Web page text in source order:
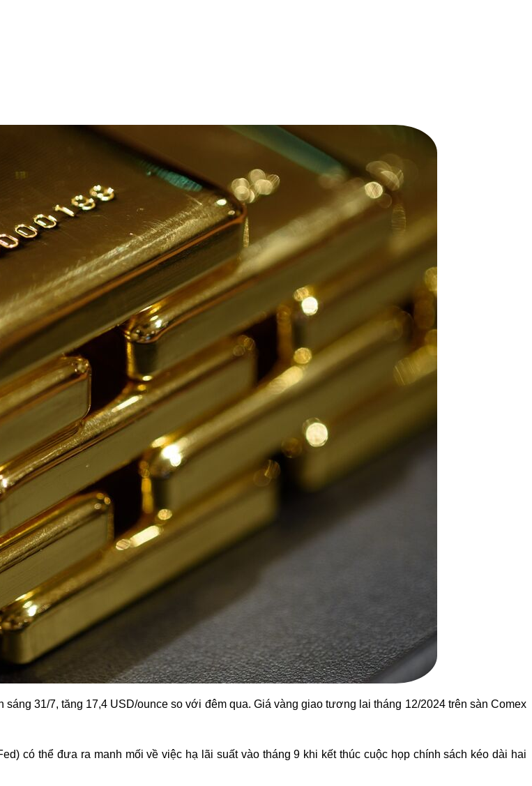
31/7, tăng 17,4 USD/ounce so với đêm qua. Giá vàng giao tương lai tháng 12/2024 trên sàn Comex
có thể đưa ra manh mối về việc hạ lãi suất vào tháng 9 khi kết thúc cuộc họp chính sách kéo dài hai